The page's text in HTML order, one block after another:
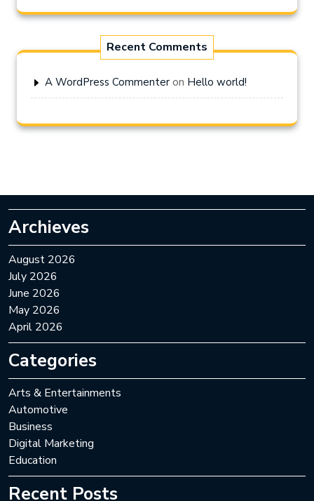
Recent Comments
A WordPress Commenter on Hello world!
Archieves
August 2026
July 2026
June 2026
May 2026
April 2026
Categories
Arts & Entertainments
Automotive
Business
Digital Marketing
Education
Recent Posts